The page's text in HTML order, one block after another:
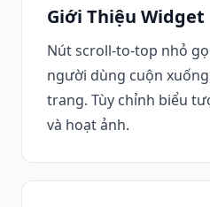
Giới Thiệu Widget
Nút scroll-to-top nhỏ
người dùng cuộn
trang. Tùy chỉnh biểu
và hoạt ảnh.